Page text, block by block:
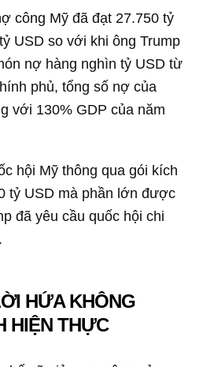
công Mỹ đã đạt 27.750 tỷ
USD so với khi ông Trump
nợ hàng nghìn tỷ USD từ
phủ, tổng số nợ của
với 130% GDP của năm
hội Mỹ thông qua gói kích
tỷ USD mà phần lớn được
đã yêu cầu quốc hội chi
HỨA KHÔNG
HIỆN THỰC